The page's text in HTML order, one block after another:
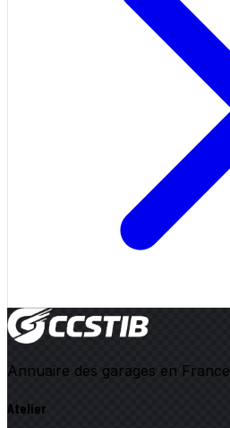
Annuaire des garages en France
Atelier